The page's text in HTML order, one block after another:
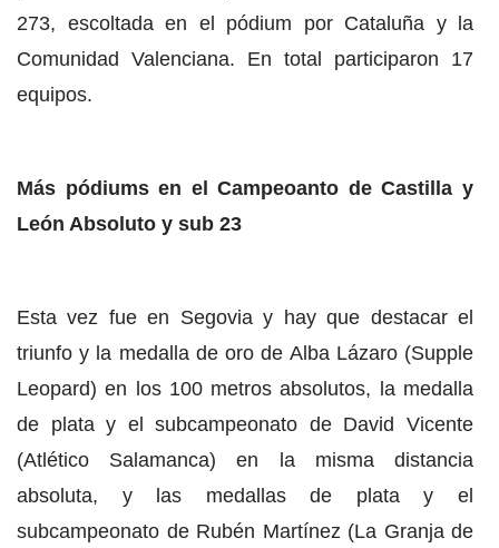
273, escoltada en el pódium por Cataluña y la
Comunidad Valenciana. En total participaron 17
equipos.
Más pódiums en el Campeoanto de Castilla y
León Absoluto y sub 23
Esta vez fue en Segovia y hay que destacar el
triunfo y la medalla de oro de Alba Lázaro (Supple
Leopard) en los 100 metros absolutos, la medalla
de plata y el subcampeonato de David Vicente
(Atlético Salamanca) en la misma distancia
absoluta, y las medallas de plata y el
subcampeonato de Rubén Martínez (La Granja de